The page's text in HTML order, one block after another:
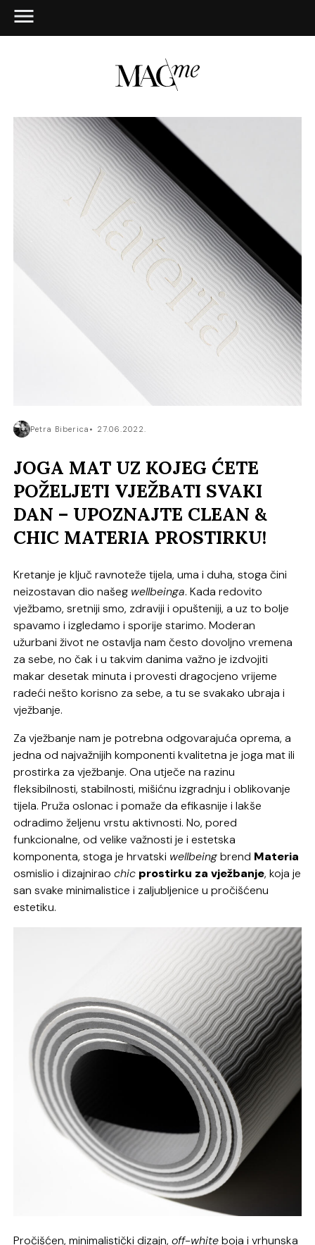
Petra Biberica 27.06.2022.
JOGA MAT UZ KOJEG ĆETE
POŽELJETI VJEŽBATI SVAKI
DAN – UPOZNAJTE CLEAN &
CHIC MATERIA PROSTIRKU!
Kretanje je ključ ravnoteže tijela, uma i duha, stoga čini
neizostavan dio našeg wellbeinga. Kada redovito
vježbamo, sretniji smo, zdraviji i opušteniji, a uz to bolje
spavamo i izgledamo i sporije starimo. Moderan
užurbani život ne ostavlja nam često dovoljno vremena
za sebe, no čak i u takvim danima važno je izdvojiti
makar desetak minuta i provesti dragocjeno vrijeme
radeći nešto korisno za sebe, a tu se svakako ubraja i
vježbanje.
Za vježbanje nam je potrebna odgovarajuća oprema, a
jedna od najvažnijih komponenti kvalitetna je joga mat ili
prostirka za vježbanje. Ona utječe na razinu
fleksibilnosti, stabilnosti, mišićnu izgradnju i oblikovanje
tijela. Pruža oslonac i pomaže da efikasnije i lakše
odradimo željenu vrstu aktivnosti. No, pored
funkcionalne, od velike važnosti je i estetska
komponenta, stoga je hrvatski wellbeingbrend Materia
osmislio i dizajniraochic prostirku za vježbanje, koja je
san svake minimalistice i zaljubljenice u pročišćenu
estetiku.
Pročišćen, minimalistički dizajn,off-whiteboja i vrhunska